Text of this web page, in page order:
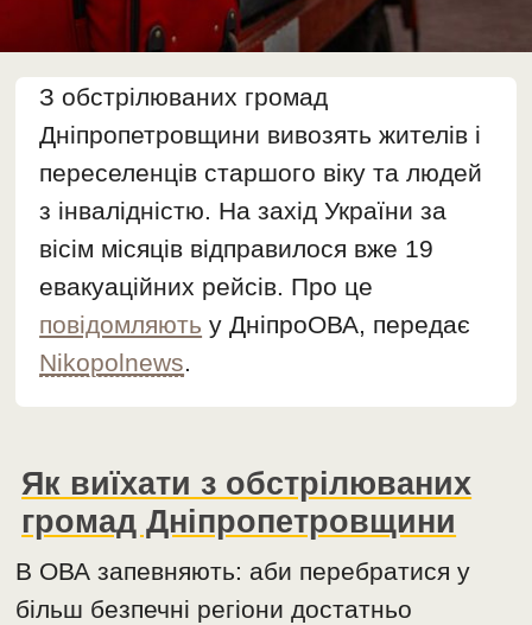
З обстрілюваних громад
Дніпропетровщини вивозять жителів і
переселенців старшого віку та людей
з інвалідністю. На захід України за
вісім місяців відправилося вже 19
евакуаційних рейсів. Про це
повідомляють у ДніпроОВА, передає
Nikopolnews.
Як виїхати з обстрілюваних
громад Дніпропетровщини
В ОВА запевняють: аби перебратися у
більш безпечні регіони достатньо